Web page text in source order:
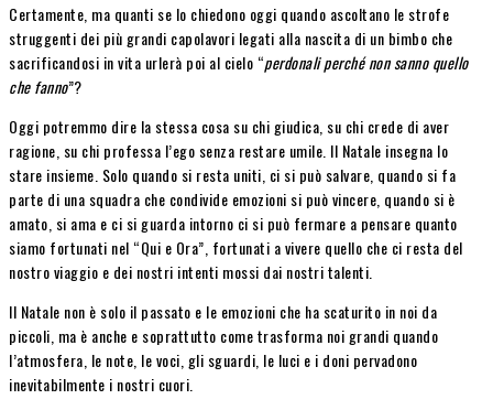
Certamente, ma quanti se lo chiedono oggi quando ascoltano le strofe
struggenti dei più grandi capolavori legati alla nascita di un bimbo che
sacrificandosi in vita urlerà poi al cielo “perdonali perché non sanno quello
che fanno”?
Oggi potremmo dire la stessa cosa su chi giudica, su chi crede di aver
ragione, su chi professa l’ego senza restare umile. Il Natale insegna lo
stare insieme. Solo quando si resta uniti, ci si può salvare, quando si fa
parte di una squadra che condivide emozioni si può vincere, quando si è
amato, si ama e ci si guarda intorno ci si può fermare a pensare quanto
siamo fortunati nel “Qui e Ora”, fortunati a vivere quello che ci resta del
nostro viaggio e dei nostri intenti mossi dai nostri talenti.
Il Natale non è solo il passato e le emozioni che ha scaturito in noi da
piccoli, ma è anche e soprattutto come trasforma noi grandi quando
l’atmosfera, le note, le voci, gli sguardi, le luci e i doni pervadono
inevitabilmente i nostri cuori.